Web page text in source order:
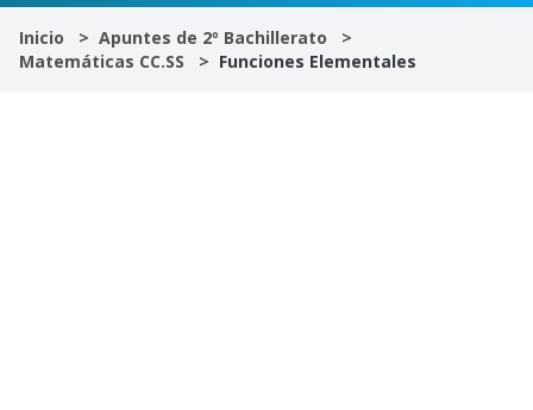
E.S.O
Inicio
Apuntes de 2º Bachillerato
Matemáticas CC.SS
Funciones Elementales